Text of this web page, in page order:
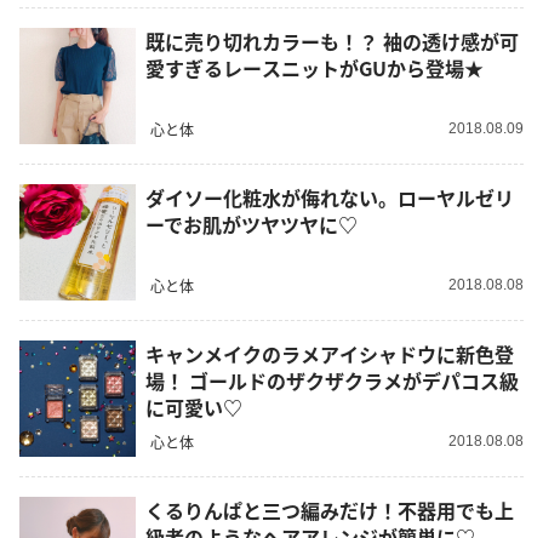
既に売り切れカラーも！？ 袖の透け感が可
愛すぎるレースニットがGUから登場★
心と体 2018.08.09
ダイソー化粧水が侮れない。ローヤルゼリ
ーでお肌がツヤツヤに♡
心と体 2018.08.08
キャンメイクのラメアイシャドウに新色登
場！ ゴールドのザクザクラメがデパコス級
に可愛い♡
心と体 2018.08.08
くるりんぱと三つ編みだけ！不器用でも上